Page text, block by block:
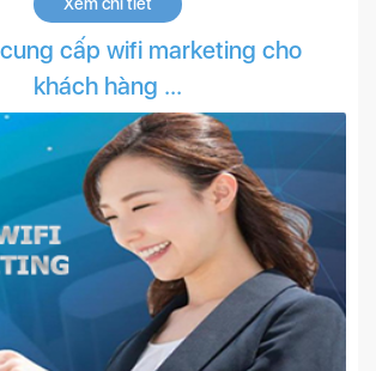
Xem chi tiết
cấp wifi marketing cho
khách hàng ...